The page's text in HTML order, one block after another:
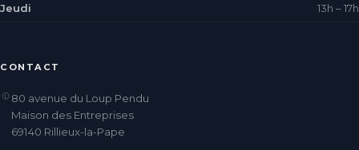
Jeudi 13h – 17h
CONTACT
80 avenue du Loup Pendu
Maison des Entreprises
69140 Rillieux-la-Pape